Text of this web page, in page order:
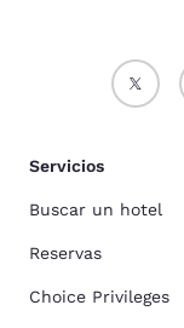
Servicios
Buscar un hotel
Reservas
Choice Privileges